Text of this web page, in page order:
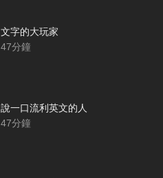
文字的大玩家
47分鐘
說一口流利英文的人
47分鐘